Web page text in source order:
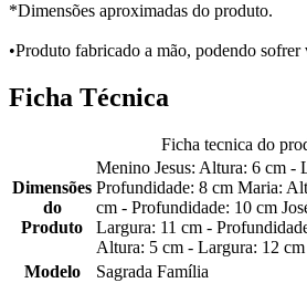
*Dimensões aproximadas do produto.
•Produto fabricado a mão, podendo sofrer
Ficha Técnica
Ficha tecnica do
Dimensões
do
Produto
Menino Jesus: Altura: 6 cm -
Profundidade: 8 cm Maria:
cm - Profundidade: 10 cm
Largura: 11 cm -
Altura: 5 cm - Largura: 12
Modelo
Sagrada Família